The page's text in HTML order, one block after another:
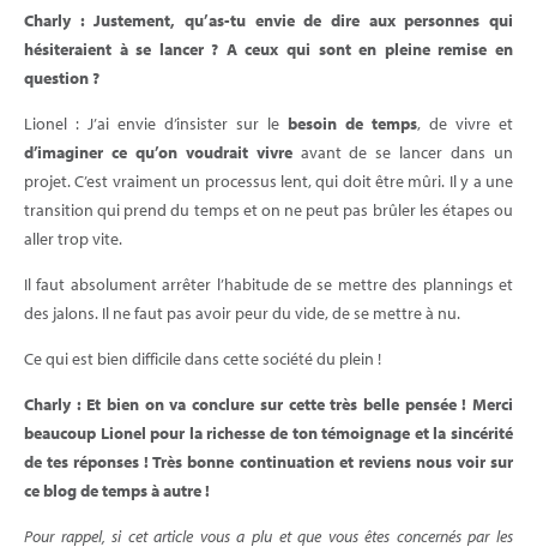
Charly : Justement, qu’as-tu envie de dire aux personnes qui
hésiteraient à se lancer ? A ceux qui sont en pleine remise en
question ?
Lionel : J’ai envie d’insister sur le besoin de temps, de vivre et
d’imaginer ce qu’on voudrait vivreavant de se lancer dans un
projet. C’est vraiment un processus lent, qui doit être mûri. Il y a une
transition qui prend du temps et on ne peut pas brûler les étapes ou
aller trop vite.
Il faut absolument arrêter l’habitude de se mettre des plannings et
des jalons. Il ne faut pas avoir peur du vide, de se mettre à nu.
Ce qui est bien difficile dans cette société du plein !
Charly : Et bien on va conclure sur cette très belle pensée ! Merci
beaucoup Lionel pour la richesse de ton témoignage et la sincérité
de tes réponses ! Très bonne continuation et reviens nous voir sur
ce blog de temps à autre !
Pour rappel, si cet article vous a plu et que vous êtes concernés par les